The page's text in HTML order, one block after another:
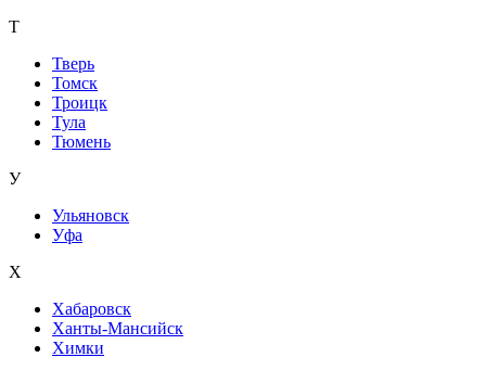
Т
Тверь
Томск
Троицк
Тула
Тюмень
У
Ульяновск
Уфа
Х
Хабаровск
Ханты-Мансийск
Химки